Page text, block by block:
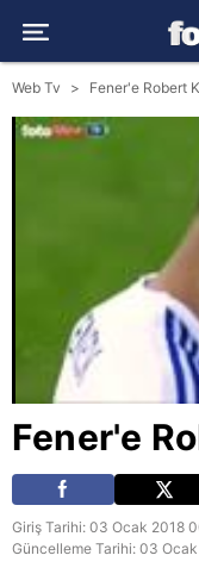
Web Tv Fener'e Robert
Fener'e
Giriş Tarihi: 03 Ocak 2018
Güncelleme Tarihi: 03